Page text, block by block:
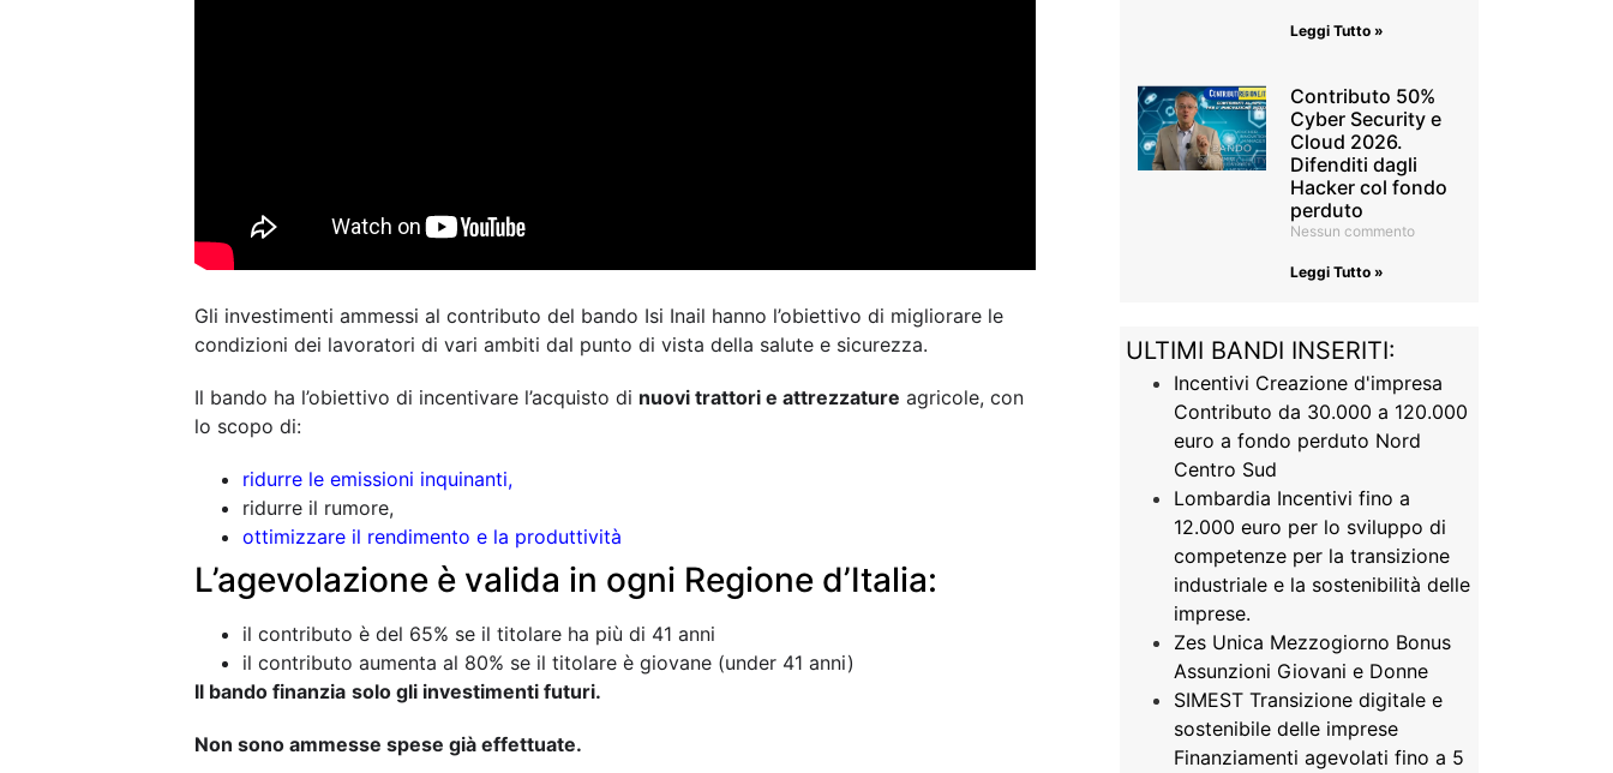
Gli investimenti ammessi al contributo del bando Isi Inail hanno l’obiettivo di migliorare le
condizioni dei lavoratori di vari ambiti dal punto di vista della salute e sicurezza.
Il bando ha l’obiettivo di incentivare l’acquisto di nuovi trattori e attrezzature agricole, con
lo scopo di:
ridurre le emissioni inquinanti,
ridurre il rumore,
ottimizzare il rendimento e la produttività
L’agevolazione è valida in ogni Regione d’Italia:
il contributo è del 65% se il titolare ha più di 41 anni
il contributo aumenta al 80% se il titolare è giovane (under 41 anni)
Il bando finanzia solo gli investimenti futuri.
Non sono ammesse spese già effettuate.
Leggi Tutto »
Contributo 50%
Cyber Security e
Cloud 2026.
Difenditi dagli
Hacker col fondo
perduto
Nessun commento
Leggi Tutto »
ULTIMI BANDI INSERITI:
Incentivi Creazione d'impresa
Contributo da 30.000 a 120.000
euro a fondo perduto Nord
Centro Sud
Lombardia Incentivi fino a
12.000 euro per lo sviluppo di
competenze per la transizione
industriale e la sostenibilità delle
imprese.
Zes Unica Mezzogiorno Bonus
Assunzioni Giovani e Donne
SIMEST Transizione digitale e
sostenibile delle imprese
Finanziamenti agevolati fino a 5